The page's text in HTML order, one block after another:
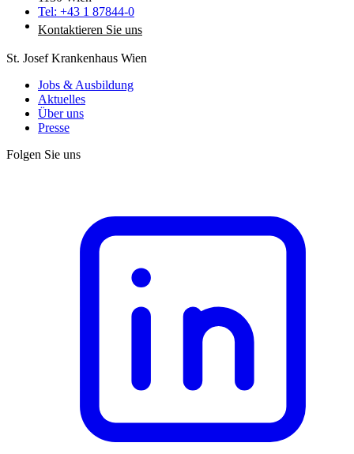
Tel: +43 1 87844-0
Kontaktieren Sie uns
St. Josef Krankenhaus Wien
Jobs & Ausbildung
Aktuelles
Über uns
Presse
Folgen Sie uns